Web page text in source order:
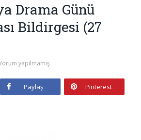
Drama Günü
Bildirgesi (27
yapılmamış
Paylaş Pinterest